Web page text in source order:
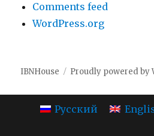
Comments feed
WordPress.org
IBNHouse Proudly powered by
Русский